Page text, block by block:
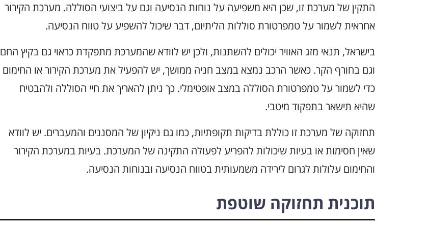
התקין של מערכת זו, שכן היא משפיעה על נוחות הנסיעה וגם על ביצועי הסוללה. מערכת הקירור
אחראית לשמור על טמפרטורת סוללות הליתיום, דבר שיכול להשפיע על טווח הנסיעה.
בישראל, תנאי מזג האוויר יכולים להשתנות, ולכן יש לוודא שהמערכת מתפקדת כראוי גם בקיץ החם
וגם בחורף הקר. כאשר הרכב נמצא במצב חניה ממושך, יש להפעיל את מערכת הקירור או החימום
כדי לשמור על טמפרטורת הסוללה במצב אופטימלי. כך ניתן להאריך את חיי הסוללה ולהבטיח
שהיא תישאר בתפקוד מיטבי.
תחזוקה של מערכת זו כוללת בדיקות תקופתיות, כמו גם ניקיון של המסננים והמעברים. יש לוודא
שאין חסימות או בעיות שיכולות להפריע לפעולה התקינה של המערכת. בעיות במערכת הקירור
והחימום עלולות לגרום לירידה משמעותית בטווח הנסיעה ובנוחות הנסיעה.
תוכנית תחזוקה שוטפת